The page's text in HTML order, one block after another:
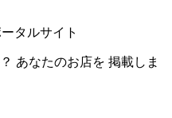
タルサイト
あなたのお店を 掲載しま